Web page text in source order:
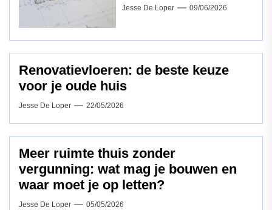
Jesse De Loper 09/06/2026
Renovatievloeren: de beste keuze
voor je oude huis
Jesse De Loper 22/05/2026
Meer ruimte thuis zonder
vergunning: wat mag je bouwen en
waar moet je op letten?
Jesse De Loper 05/05/2026